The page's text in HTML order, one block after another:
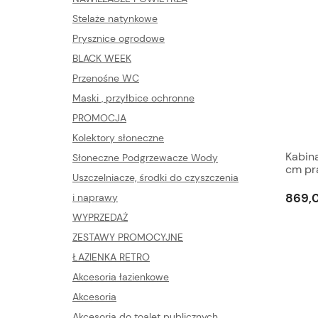
Stelaże natynkowe
Prysznice ogrodowe
BLACK WEEK
Przenośne WC
Maski , przyłbice ochronne
PROMOCJA
Kolektory słoneczne
Słoneczne Podgrzewacze Wody
Uszczelniacze, środki do czyszczenia
i naprawy
WYPRZEDAŻ
ZESTAWY PROMOCYJNE
ŁAZIENKA RETRO
Akcesoria łazienkowe
Akcesoria
cm